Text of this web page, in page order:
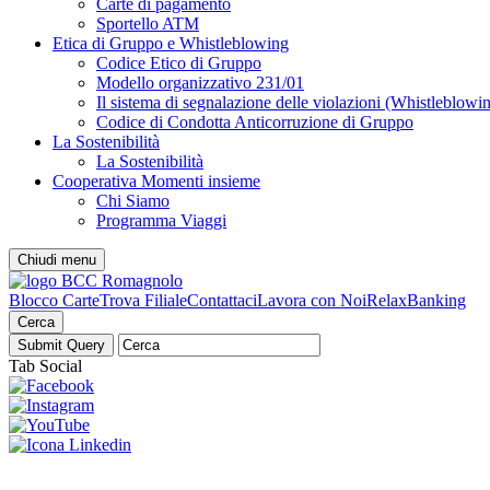
Carte di pagamento
Sportello ATM
Etica di Gruppo e Whistleblowing
Codice Etico di Gruppo
Modello organizzativo 231/01
Il sistema di segnalazione delle violazioni
Codice di Condotta Anticorruzione di Gruppo
La Sostenibilità
La Sostenibilità
Cooperativa Momenti insieme
Chi Siamo
Programma Viaggi
Chiudi menu
Blocco CarteTrova FilialeContattaciLavora con NoiRelaxBanking
Cerca
Tab Social